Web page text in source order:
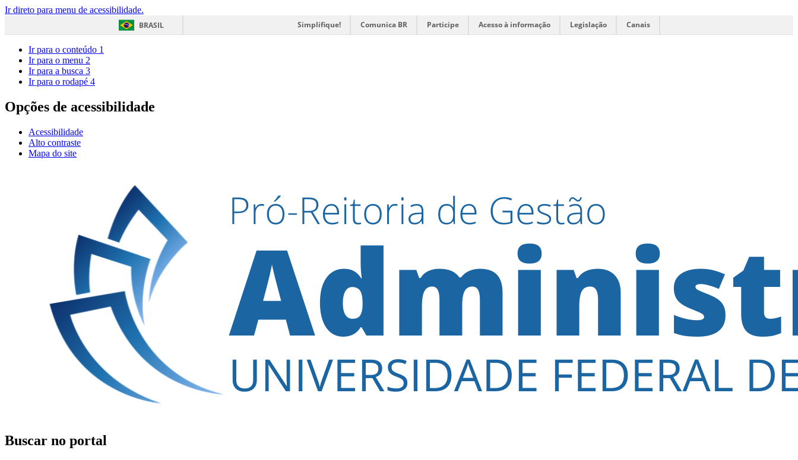
Ir direto para menu de acessibilidade.
BRASIL
Simplifique! Comunica BR Participe Acesso à informação Legislação Canais
Ir para o conteúdo 1
Ir para o menu 2
Ir para a busca 3
Ir para o rodapé 4
Opções de acessibilidade
Acessibilidade
Alto contraste
Mapa do site
Buscar no portal